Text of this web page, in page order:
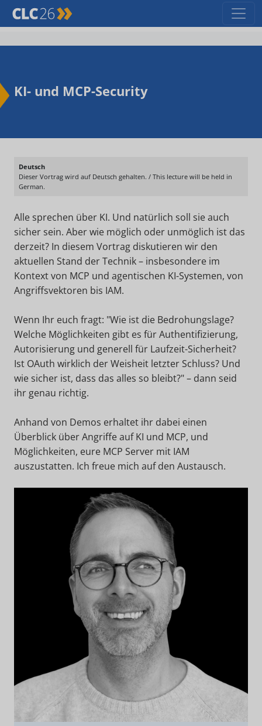
KI- und MCP-Security
Deutsch
Dieser Vortrag wird auf Deutsch gehalten. / This lecture will be held in
German.
Alle sprechen über KI. Und natürlich soll sie auch
sicher sein. Aber wie möglich oder unmöglich ist das
derzeit? In diesem Vortrag diskutieren wir den
aktuellen Stand der Technik – insbesondere im
Kontext von MCP und agentischen KI-Systemen, von
Angriffsvektoren bis IAM.
Wenn Ihr euch fragt: "Wie ist die Bedrohungslage?
Welche Möglichkeiten gibt es für Authentifizierung,
Autorisierung und generell für Laufzeit-Sicherheit?
Ist OAuth wirklich der Weisheit letzter Schluss? Und
wie sicher ist, dass das alles so bleibt?" – dann seid
ihr genau richtig.
Anhand von Demos erhaltet ihr dabei einen
Überblick über Angriffe auf KI und MCP, und
Möglichkeiten, eure MCP Server mit IAM
auszustatten. Ich freue mich auf den Austausch.